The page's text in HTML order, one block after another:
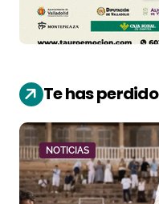
Te has perdido
NOTICIAS